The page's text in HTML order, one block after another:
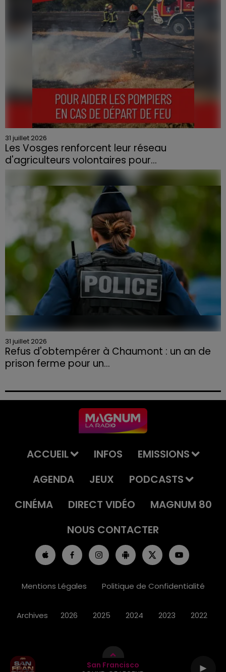
San Francisco
31 juillet 2026
Les Vosges renforcent leur réseau
d'agriculteurs volontaires pour...
Face à la sécheresse et aux risques de départs de feu,
la Chambre d'agriculture des Vosges a lancé un appel
aux agriculteurs volontaires pour venir en aide...
31 juillet 2026
Refus d'obtempérer à Chaumont : un an de
prison ferme pour un...
permis et la confiscation de son véhicule.
ACCUEIL INFOS
EMISSIONS
AGENDA
JEUX
PODCASTS
CINÉMA
DIRECT VIDÉO
MAGNUM 80
NOUS CONTACTER
Mentions Légales Politique de Confidentialité
Archives 2026 2025 2024 2023 2022